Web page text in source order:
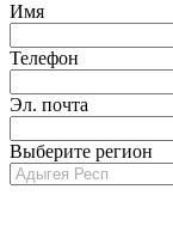
Имя
Телефон
Эл. почта
Выберите регион